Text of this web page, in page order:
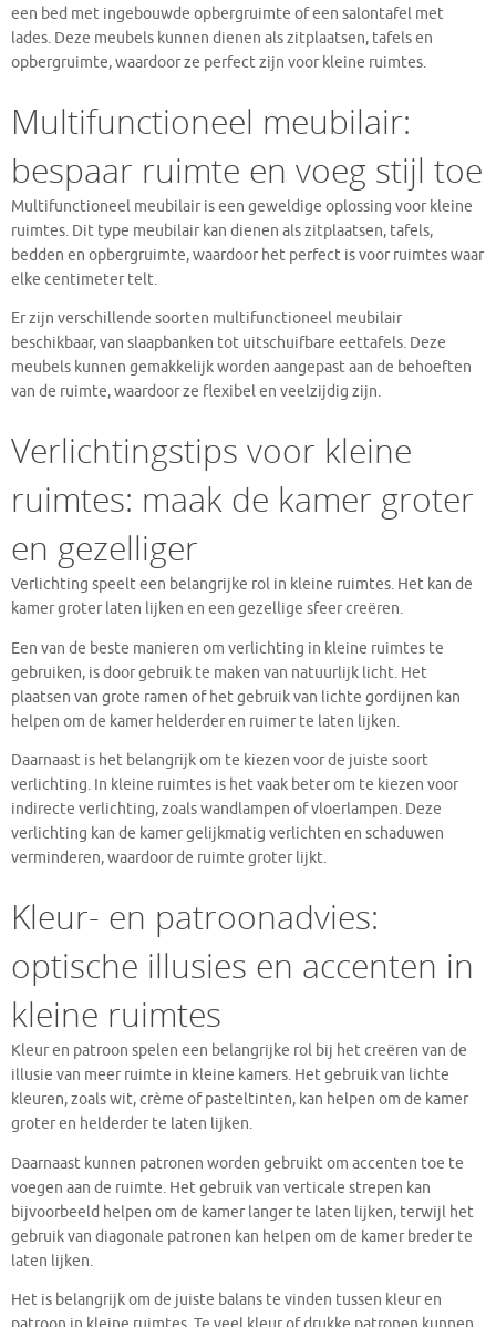
een bed met ingebouwde opbergruimte of een salontafel met
lades. Deze meubels kunnen dienen als zitplaatsen, tafels en
opbergruimte, waardoor ze perfect zijn voor kleine ruimtes.
Multifunctioneel meubilair:
bespaar ruimte en voeg stijl toe
Multifunctioneel meubilair is een geweldige oplossing voor kleine
ruimtes. Dit type meubilair kan dienen als zitplaatsen, tafels,
bedden en opbergruimte, waardoor het perfect is voor ruimtes waar
elke centimeter telt.
Er zijn verschillende soorten multifunctioneel meubilair
beschikbaar, van slaapbanken tot uitschuifbare eettafels. Deze
meubels kunnen gemakkelijk worden aangepast aan de behoeften
van de ruimte, waardoor ze flexibel en veelzijdig zijn.
Verlichtingstips voor kleine
ruimtes: maak de kamer groter
en gezelliger
Verlichting speelt een belangrijke rol in kleine ruimtes. Het kan de
kamer groter laten lijken en een gezellige sfeer creëren.
Een van de beste manieren om verlichting in kleine ruimtes te
gebruiken, is door gebruik te maken van natuurlijk licht. Het
plaatsen van grote ramen of het gebruik van lichte gordijnen kan
helpen om de kamer helderder en ruimer te laten lijken.
Daarnaast is het belangrijk om te kiezen voor de juiste soort
verlichting. In kleine ruimtes is het vaak beter om te kiezen voor
indirecte verlichting, zoals wandlampen of vloerlampen. Deze
verlichting kan de kamer gelijkmatig verlichten en schaduwen
verminderen, waardoor de ruimte groter lijkt.
Kleur- en patroonadvies:
optische illusies en accenten in
kleine ruimtes
Kleur en patroon spelen een belangrijke rol bij het creëren van de
illusie van meer ruimte in kleine kamers. Het gebruik van lichte
kleuren, zoals wit, crème of pasteltinten, kan helpen om de kamer
groter en helderder te laten lijken.
Daarnaast kunnen patronen worden gebruikt om accenten toe te
voegen aan de ruimte. Het gebruik van verticale strepen kan
bijvoorbeeld helpen om de kamer langer te laten lijken, terwijl het
gebruik van diagonale patronen kan helpen om de kamer breder te
laten lijken.
Het is belangrijk om de juiste balans te vinden tussen kleur en